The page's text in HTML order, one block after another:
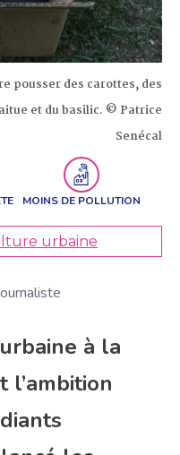
pousser des carottes, des
et du basilic. © Patrice
Senécal
MOINS DE POLLUTION
urbaine
à la
l’ambition